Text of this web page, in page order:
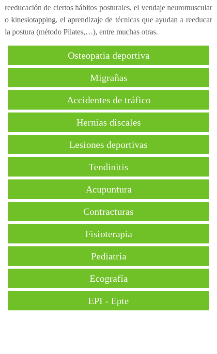
reeducación de ciertos hábitos posturales, el vendaje neuromuscular
o kinesiotapping, el aprendizaje de técnicas que ayudan a reeducar
la postura (método Pilates,…), entre muchas otras.
Osteopatia deportiva
Migrañas
Accidentes de tráfico
Hernias discales
Lesiones deportivas
Tendinitis
Acupuntura
Contracturas
Fisioterapia
Pediatría
Ecografía
EPI - Epte